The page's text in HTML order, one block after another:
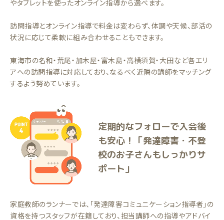
やタブレットを使ったオンライン指導から選べます。
訪問指導とオンライン指導で料金は変わらず、体調や天候、部活の
状況に応じて柔軟に組み合わせることもできます。
東海市の名和・荒尾・加木屋・富木島・高横須賀・大田など各エリ
アへの訪問指導に対応しており、なるべく近隣の講師をマッチング
するよう努めています。
定期的なフォローで入会後
も安心！「発達障害・不登
校のお子さんもしっかりサ
ポート」
家庭教師のランナーでは、「発達障害コミュニケーション指導者」の
資格を持つスタッフが在籍しており、担当講師への指導やアドバイ